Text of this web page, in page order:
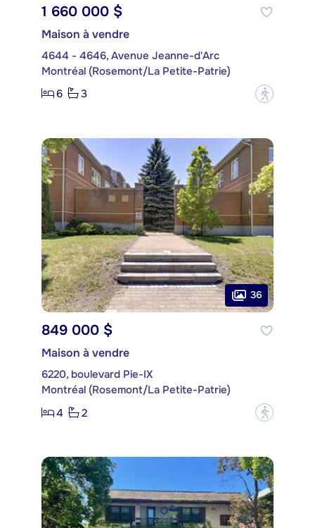
1 660 000 $
Maison à vendre
4644 - 4646, Avenue Jeanne-d'Arc
Montréal (Rosemont/La Petite-Patrie)
6
3 ?
36
849 000 $
Maison à vendre
6220, boulevard Pie-IX
Montréal (Rosemont/La Petite-Patrie)
4
2 ?